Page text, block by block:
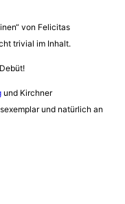
von Felicitas
trivial im Inhalt.
und Kirchner
und natürlich an